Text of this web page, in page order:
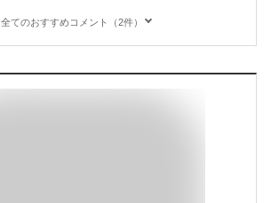
全てのおすすめコメント（2件）